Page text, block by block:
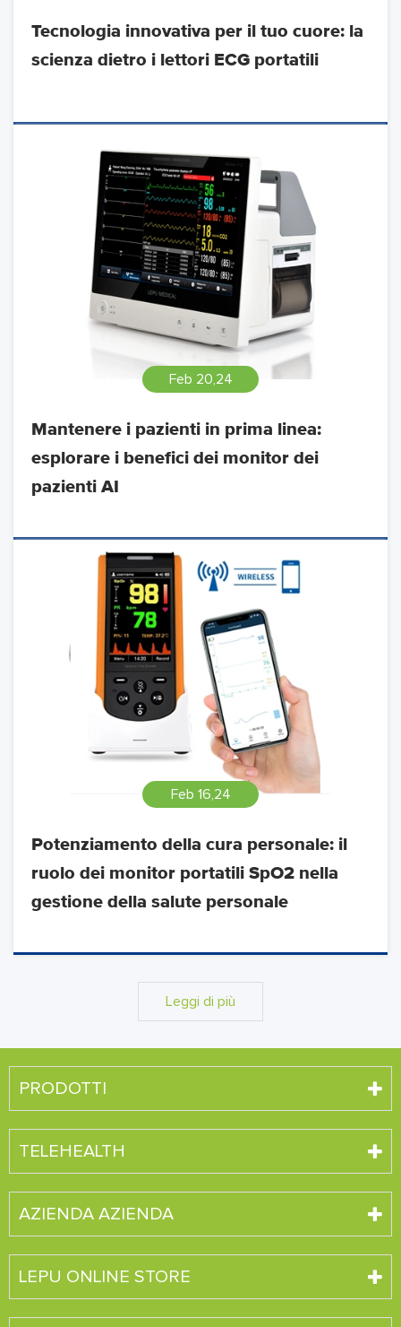
Tecnologia innovativa per il tuo cuore: la
scienza dietro i lettori ECG portatili
Feb 20,24
Mantenere i pazienti in prima linea:
esplorare i benefici dei monitor dei
pazienti AI
Feb 16,24
Potenziamento della cura personale: il
ruolo dei monitor portatili SpO2 nella
gestione della salute personale
Leggi di più
PRODOTTI
TELEHEALTH
AZIENDA AZIENDA
LEPU ONLINE STORE